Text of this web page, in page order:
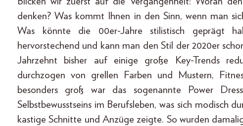
denken? Was kommt Ihnen in den Sinn, wenn man
Was könnte die 00er-Jahre stilistisch geprägt
hervorstechend und kann man den Stil der 2020er
Jahrzehnt bisher auf einige große Key-Trends
durchzogen von grellen Farben und Mustern,
besonders groß war das sogenannte Power
Selbstbewusstseins im Berufsleben, was sich modisch
kastige Schnitte und Anzüge zeigte. So wurden